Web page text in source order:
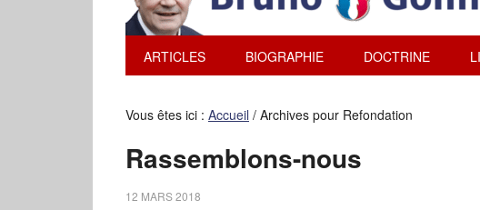
ARTICLES BIOGRAPHIE DOCTRINE
Vous êtes ici : Accueil / Archives pour Refondation
Rassemblons-nous
12 MARS 2018